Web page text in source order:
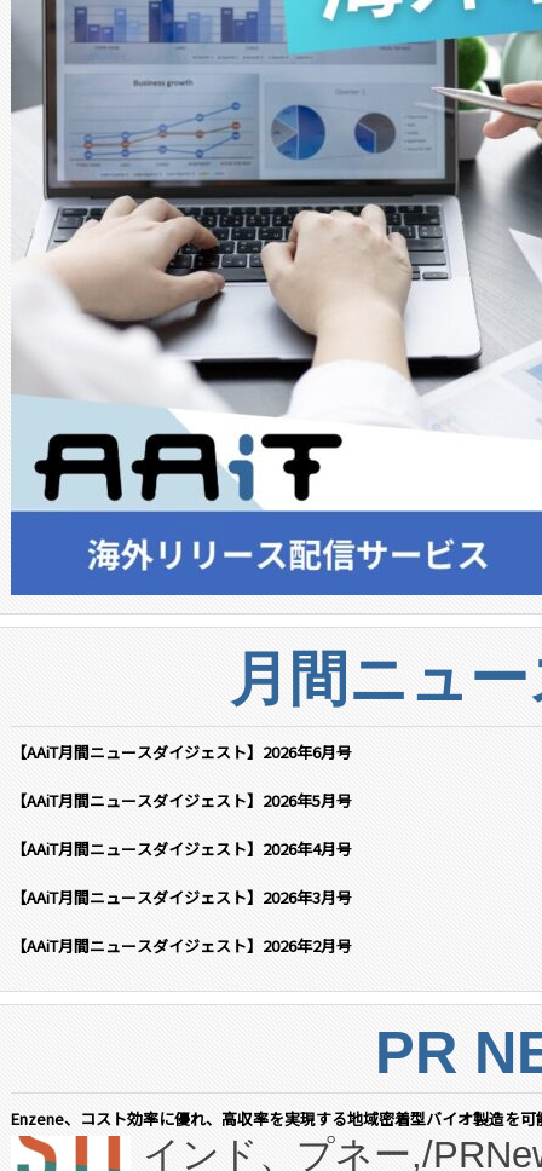
月間ニュ
【AAiT月間ニュースダイジェスト】2026年6月号
【AAiT月間ニュースダイジェスト】2026年5月号
【AAiT月間ニュースダイジェスト】2026年4月号
【AAiT月間ニュースダイジェスト】2026年3月号
【AAiT月間ニュースダイジェスト】2026年2月号
PR
Enzene、コスト効率に優れ、高収率を実現する地域密着型バイオ製造を
インド、プネー,/